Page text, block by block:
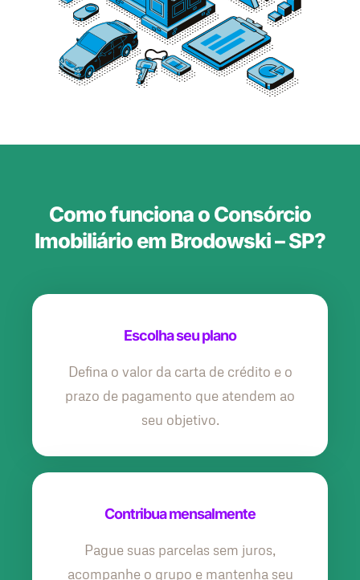
Como funciona o Consórcio
Imobiliário em Brodowski – SP?
Escolha seu plano
Defina o valor da carta de crédito e o
prazo de pagamento que atendem ao
seu objetivo.
Contribua mensalmente
Pague suas parcelas sem juros,
acompanhe o grupo e mantenha seu